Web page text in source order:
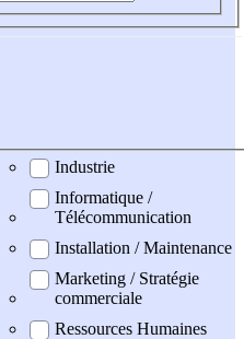
Industrie
Informatique /
Télécommunication
Installation / Maintenance
Marketing / Stratégie
commerciale
Ressources Humaines